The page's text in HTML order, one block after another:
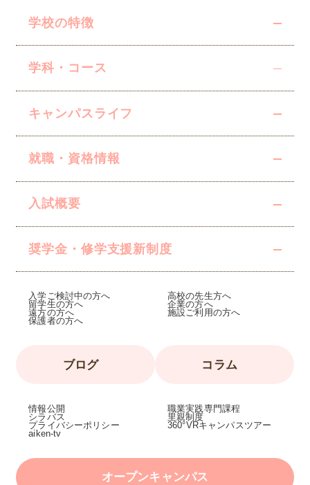
学校の特徴
学科・コース
キャンパスライフ
就職・資格情報
入試概要
奨学金・修学支援新制度
ブログ コラム
入学ご検討中の方へ
留学生の方へ
遠方の方へ
保護者の方へ
高校の先生方へ
企業の方へ
施設ご利用の方へ
職業実践専門課程
情報公開
シラバス
プライバシーポリシー
360°VRキャンパスツアー
里親制度
aiken-tv
オープンキャンパス